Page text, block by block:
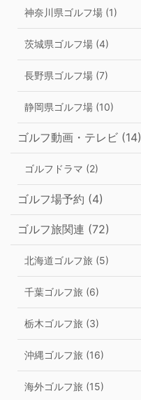
神奈川県ゴルフ場 (1)
茨城県ゴルフ場 (4)
長野県ゴルフ場 (7)
静岡県ゴルフ場 (10)
ゴルフ動画・テレビ (14)
ゴルフドラマ (2)
ゴルフ場予約 (4)
ゴルフ旅関連 (72)
北海道ゴルフ旅 (5)
千葉ゴルフ旅 (6)
栃木ゴルフ旅 (3)
沖縄ゴルフ旅 (16)
海外ゴルフ旅 (15)